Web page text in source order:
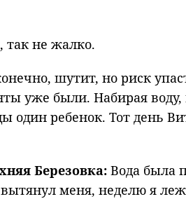
так не жалко.
шутит, но риск
уже были. Набирая воду,
один ребенок. Тот день
Березовка: Вода была
вытянул меня, неделю я